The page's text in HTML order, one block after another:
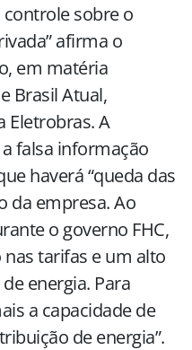
controle sobre o
afirma o
em matéria
Brasil Atual,
Eletrobras. A
falsa informação
haverá “queda das
da empresa. Ao
o governo FHC,
tarifas e um alto
energia. Para
a capacidade de
de energia”.